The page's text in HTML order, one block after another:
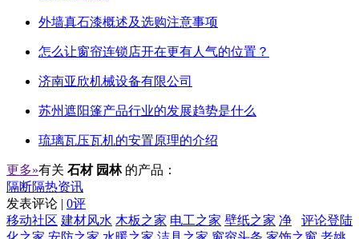
外墙真石漆概述及选购注意事项
怎么让窗帘连锁店开在更有人气的位置？
济南亚欣机械设备有限公司
苏州遮阳篷产品行业的发展趋势是什么
琉璃瓦压瓦机的安置原理的介绍
更多»有关 石材 园林 的产品：
隔断隔热资讯
发表评论 | 0评
评论登陆
移动社区 建材风水 木板之家 电工之家 壁纸之家 净